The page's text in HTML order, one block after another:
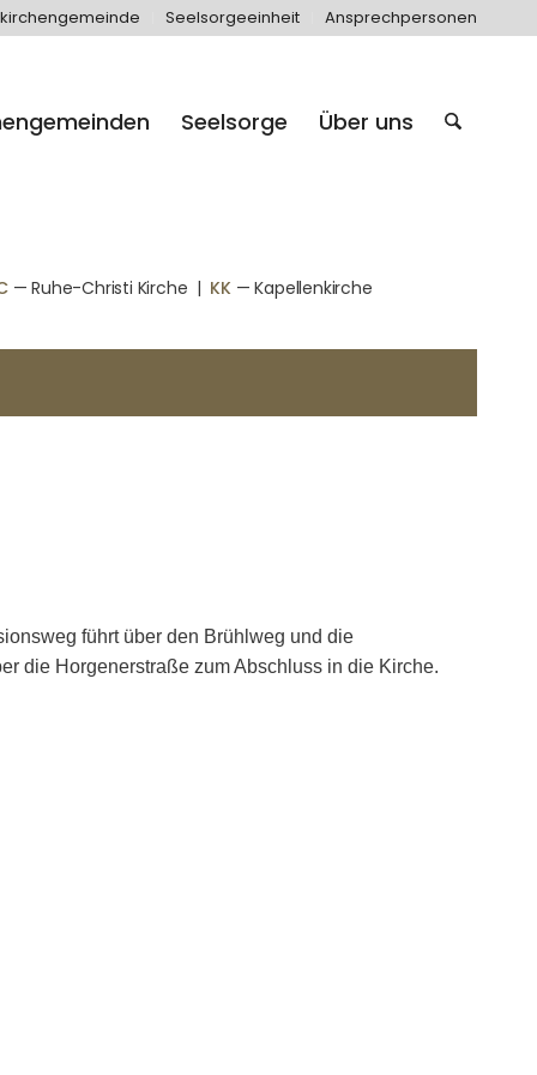
Seelsorgeeinheit Ansprechpersonen
Seelsorge Über uns
— Ruhe-Christi Kirche | KK — Kapellenkirche
führt über den Brühlweg und die
die Horgenerstraße zum Abschluss in die Kirche.